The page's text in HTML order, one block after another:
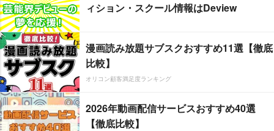
ィション・スクール情報はDeview
漫画読み放題サブスクおすすめ11選【徹底
比較】
オリコン顧客満足度ランキング
2026年動画配信サービスおすすめ40選
【徹底比較】